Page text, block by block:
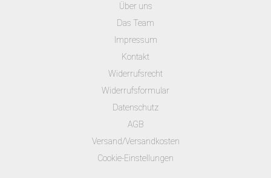
Über uns
Das Team
Impressum
Kontakt
Widerrufsrecht
Widerrufsformular
Datenschutz
AGB
Versand/Versandkosten
Cookie-Einstellungen